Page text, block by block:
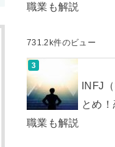
職業も解説
731.2k件のビュー
INFJ
とめ
職業も解説